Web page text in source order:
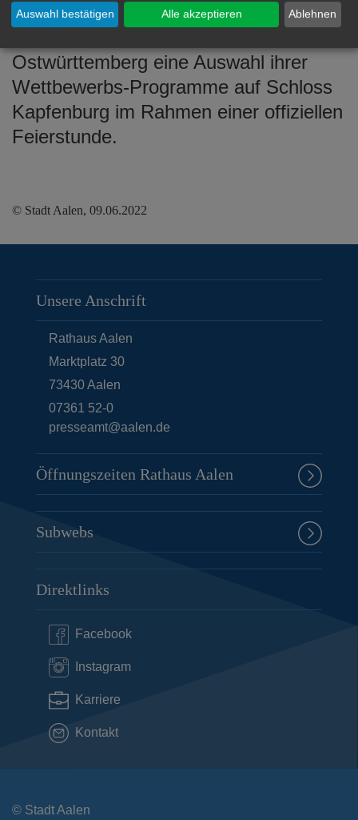
Am Sonntag, 26. Juni um 17.30 Uhr
Ostwürttemberg eine Auswahl ihrer
Wettbewerbs-Programme auf Schloss
Kapfenburg im Rahmen einer offiziellen
Feierstunde.
© Stadt Aalen, 09.06.2022
Unsere Anschrift
Rathaus Aalen
Marktplatz 30
73430Aalen
07361 52-0
presseamt@aalen.de
Öffnungszeiten Rathaus Aalen
Subwebs
Direktlinks
Facebook
Instagram
Karriere
Kontakt
© Stadt Aalen
Ablehnen
Auswahl bestätigen Alle akzeptieren